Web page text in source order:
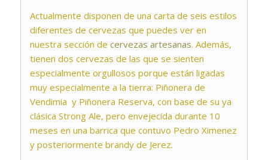
Actualmente disponen de una carta de seis estilos
diferentes de cervezas que puedes ver en
nuestra sección de cervezas artesanas. Además,
tienen dos cervezas de las que se sienten
especialmente orgullosos porque están ligadas
muy especialmente a la tierra: Piñonera de
Vendimia y Piñonera Reserva, con base de su ya
clásica Strong Ale, pero envejecida durante 10
meses en una barrica que contuvo Pedro Ximenez
y posteriormente brandy de Jerez.